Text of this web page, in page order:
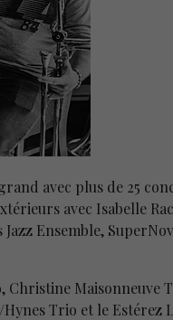
avec plus de 25
avec Isabelle
Ensemble,
Christine
Trio et le Estérez